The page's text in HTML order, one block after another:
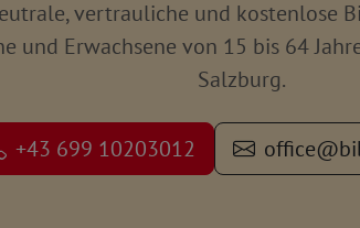
vertrauliche und kostenlose
und Erwachsene von 15 bis 64
Salzburg.
+43 699 10203012